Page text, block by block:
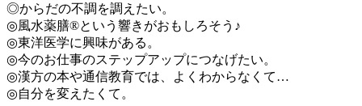
◎からだの不調を調えたい。
◎風水薬膳®という響きがおもしろそう♪
◎東洋医学に興味がある。
◎今のお仕事のステップアップにつなげたい。
◎漢方の本や通信教育では、よくわからなくて…
◎自分を変えたくて。